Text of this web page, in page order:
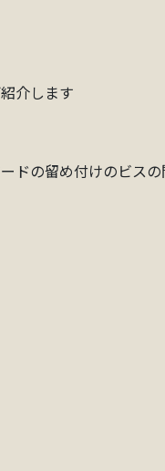
介します
ドの留め付けのビス